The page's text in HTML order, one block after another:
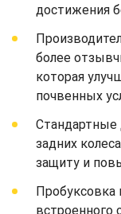
достижения
более
которая
почвенных
Стандартные
задних
защиту и
встроенного